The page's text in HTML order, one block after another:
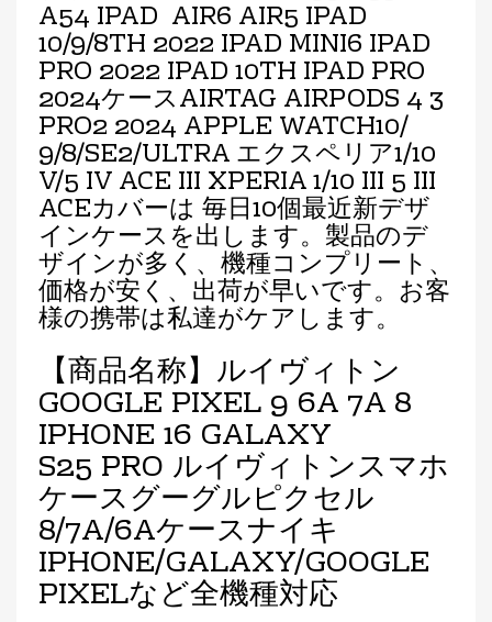
A54 IPAD AIR6 AIR5 IPAD
10/9/8TH 2022 IPAD MINI6 IPAD
PRO 2022 IPAD 10TH IPAD PRO
2024ケースAIRTAG AIRPODS 4 3
PRO2 2024 APPLE WATCH10/
9/8/SE2/ULTRA エクスペリア1/10
V/5 IV ACE III XPERIA 1/10 III 5 III
ACEカバーは 毎日10個最近新デザ
インケースを出します。製品のデ
ザインが多く、機種コンプリート、
価格が安く、出荷が早いです。お客
様の携帯は私達がケアします。
【商品名称】ルイヴィトン
GOOGLE PIXEL 9 6A 7A 8
IPHONE 16 GALAXY
S25 PRO ルイヴィトンスマホ
ケースグーグルピクセル
8/7A/6Aケースナイキ
IPHONE/GALAXY/GOOGLE
PIXELなど全機種対応